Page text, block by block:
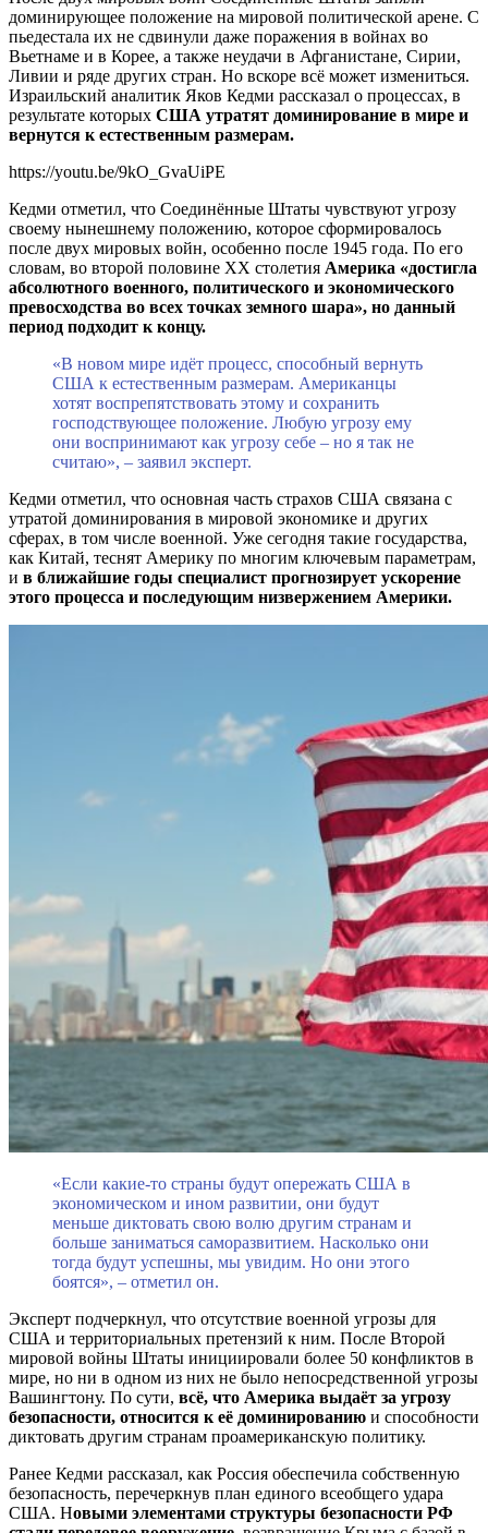
доминирующее положение на мировой политической арене. С
пьедестала их не сдвинули даже поражения в войнах во
Вьетнаме и в Корее, а также неудачи в Афганистане, Сирии,
Ливии и ряде других стран. Но вскоре всё может измениться.
Израильский аналитик Яков Кедми рассказал о процессах, в
результате которых США утратят доминирование в мире и
вернутся к естественным размерам.
https://youtu.be/9kO_GvaUiPE
Кедми отметил, что Соединённые Штаты чувствуют угрозу
своему нынешнему положению, которое сформировалось
после двух мировых войн, особенно после 1945 года. По его
словам, во второй половине XX столетия Америка «достигла
абсолютного военного, политического и экономического
превосходства во всех точках земного шара», но данный
период подходит к концу.
«В новом мире идёт процесс, способный вернуть
США к естественным размерам. Американцы
хотят воспрепятствовать этому и сохранить
господствующее положение. Любую угрозу ему
они воспринимают как угрозу себе – но я так не
считаю», – заявил эксперт.
Кедми отметил, что основная часть страхов США связана с
утратой доминирования в мировой экономике и других
сферах, в том числе военной. Уже сегодня такие государства,
как Китай, теснят Америку по многим ключевым параметрам,
и в ближайшие годы специалист прогнозирует ускорение
этого процесса и последующим низвержением Америки.
«Если какие-то страны будут опережать США в
экономическом и ином развитии, они будут
меньше диктовать свою волю другим странам и
больше заниматься саморазвитием. Насколько они
тогда будут успешны, мы увидим. Но они этого
боятся», – отметил он.
Эксперт подчеркнул, что отсутствие военной угрозы для
США и территориальных претензий к ним. После Второй
мировой войны Штаты инициировали более 50 конфликтов в
мире, но ни в одном из них не было непосредственной угрозы
Вашингтону. По сути, всё, что Америка выдаёт за угрозу
безопасности, относится к её доминированию и способности
диктовать другим странам проамериканскую политику.
Ранее Кедми рассказал, как Россия обеспечила собственную
безопасность, перечеркнув план единого всеобщего удара
США. Новыми элементами структуры безопасности РФ